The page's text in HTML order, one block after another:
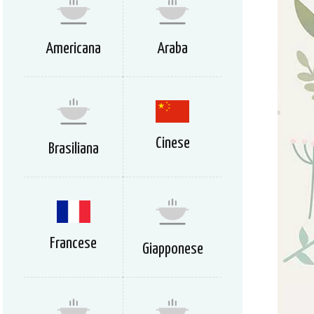
Americana Araba
Brasiliana Cinese
Francese Giapponese